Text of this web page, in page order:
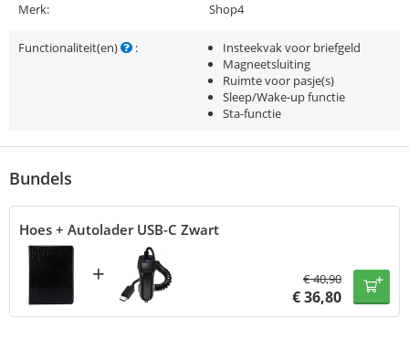
Merk: Shop4
Functionaliteit(en) :
Insteekvak voor briefgeld
Magneetsluiting
Ruimte voor pasje(s)
Sleep/Wake-up functie
Sta-functie
Bundels
Hoes + Autolader USB-C Zwart
+ €40,90
€36,80